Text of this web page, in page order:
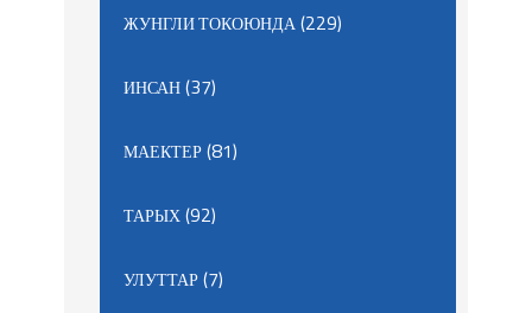
ЖУНГЛИ ТОКОЮНДА(229)
ИНСАН(37)
МАЕКТЕР(81)
ТАРЫХ(92)
УЛУТТАР(7)